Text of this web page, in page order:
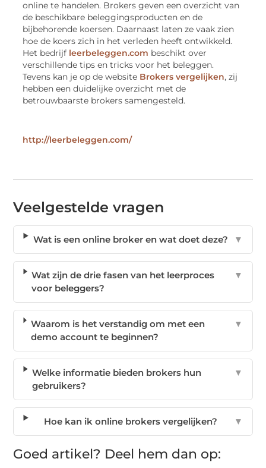
online te handelen. Brokers geven een overzicht van
de beschikbare beleggingsproducten en de
bijbehorende koersen. Daarnaast laten ze vaak zien
hoe de koers zich in het verleden heeft ontwikkeld.
Het bedrijf leerbeleggen.com beschikt over
verschillende tips en tricks voor het beleggen.
Tevens kan je op de website Brokers vergelijken, zij
hebben een duidelijke overzicht met de
betrouwbaarste brokers samengesteld.
http://leerbeleggen.com/
Veelgestelde vragen
Wat is een online broker en wat doet deze? ▼
Wat zijn de drie fasen van het leerproces
voor beleggers?
▼
Waarom is het verstandig om met een
demo account te beginnen?
▼
Welke informatie bieden brokers hun
gebruikers?
▼
Hoe kan ik online brokers vergelijken? ▼
Goed artikel? Deel hem dan op: